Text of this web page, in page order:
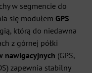
w segmencie do
się modułem GPS
którą do niedawna
z górnej półki
nawigacyjnych (GPS,
zapewnia stabilny